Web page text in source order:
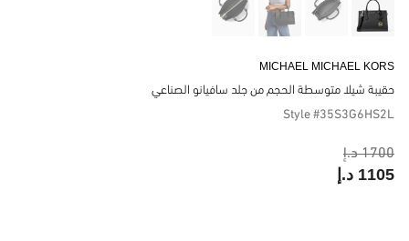
MICHAEL MICHAEL KORS
حقيبة شيلا متوسطة الحجم من جلد سافيانو الصناعي
Style #35S3G6HS2L
1700 د.إ
1105 د.إ